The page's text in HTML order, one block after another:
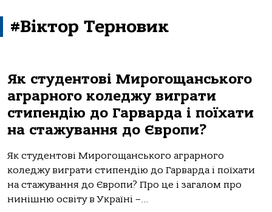
#Віктор Терновик
Як студентові Мирогощанського
аграрного коледжу виграти
стипендію до Гарварда і поїхати
на стажування до Європи?
Як студентові Мирогощанського аграрного
коледжу виграти стипендію до Гарварда і поїхати
на стажування до Європи? Про це і загалом про
нинішню освіту в Україні –...